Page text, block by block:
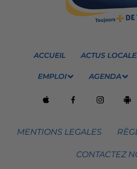
ACCUEIL ACTUS
EMPLOI AGENDA
MENTIONS LEGALES
CONTACTEZ